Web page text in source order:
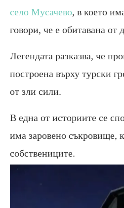
село Мусачево, в което
говори, че е обитавана от
Легендата разказва, че
построена върху турски
от зли сили.
В една от историите се
има заровено съкровище,
собствениците.